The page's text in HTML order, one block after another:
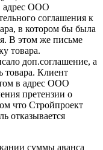
адрес ООО
соглашения к
в котором бы была
В этом же письме
товара.
доп.соглашение, а
товара. Клиент
в адрес ООО
претензии о
что Стройпроект
отказывается
суммы аванса